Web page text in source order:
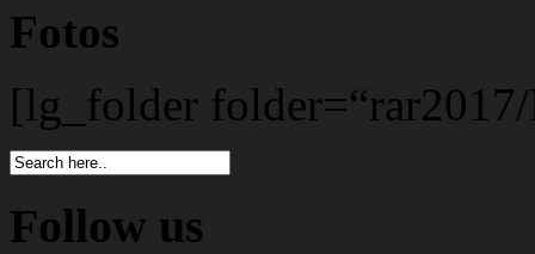
Fotos
[lg_folder
Follow us